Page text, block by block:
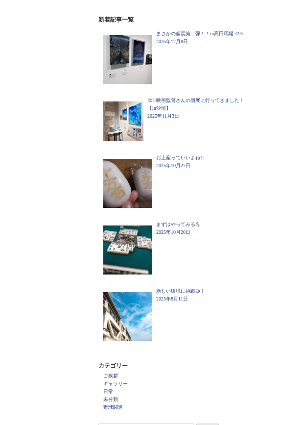
新着記事一覧
まさかの個展第二弾！！in高田馬場 🎨✨
2025年12月8日
🎨✨映画監督さんの個展に行ってきました！
【in汐留】
2025年11月3日
お土産っていいよね✨
2025年10月27日
まずはやってみる💪
2025年10月20日
新しい環境に挑戦🤝！
2025年8月11日
カテゴリー
ご挨拶
ギャラリー
日常
未分類
野球関連